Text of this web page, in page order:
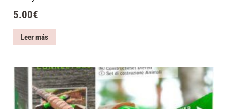
5.00€
Leer más